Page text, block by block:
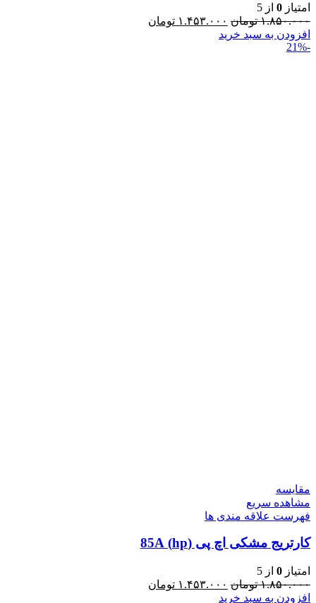
امتیاز 0 از 5
۱.۸۵۰.۰۰۰ تومان ۱.۴۵۳.۰۰۰ تومان
افزودن به سبد خرید
-21%
مقایسه
مشاهده سریع
فهرست علاقه مندی ها
کارتریج مشکی اچ پی (hp) 85A
امتیاز 0 از 5
۱.۸۵۰.۰۰۰ تومان ۱.۴۵۳.۰۰۰ تومان
افزودن به سبد خرید